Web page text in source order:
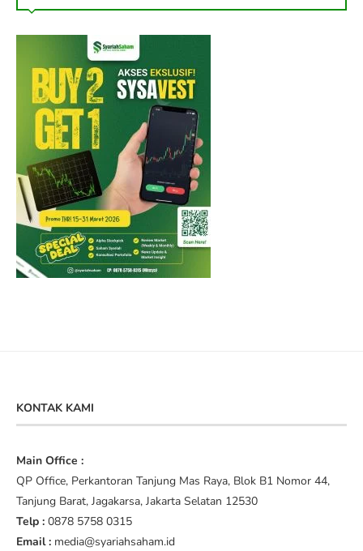
KONTAK KAMI
Main Office :
QP Office, Perkantoran Tanjung Mas Raya, Blok B1 Nomor 44,
Tanjung Barat, Jagakarsa, Jakarta Selatan 12530
Telp : 0878 5758 0315
Email : media@syariahsaham.id